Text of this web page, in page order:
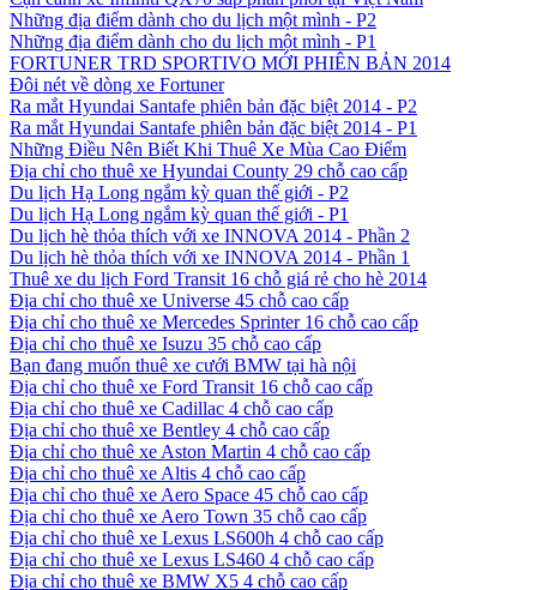
Những địa điểm dành cho du lịch một mình - P2
Những địa điểm dành cho du lịch một mình - P1
FORTUNER TRD SPORTIVO MỚI PHIÊN BẢN 2014
Đôi nét về dòng xe Fortuner
Ra mắt Hyundai Santafe phiên bản đặc biệt 2014 - P2
Ra mắt Hyundai Santafe phiên bản đặc biệt 2014 - P1
Những Điều Nên Biết Khi Thuê Xe Mùa Cao Điểm
Địa chỉ cho thuê xe Hyundai County 29 chỗ cao cấp
Du lịch Hạ Long ngắm kỳ quan thế giới - P2
Du lịch Hạ Long ngắm kỳ quan thế giới - P1
Du lịch hè thỏa thích với xe INNOVA 2014 - Phần 2
Du lịch hè thỏa thích với xe INNOVA 2014 - Phần 1
Thuê xe du lịch Ford Transit 16 chỗ giá rẻ cho hè 2014
Địa chỉ cho thuê xe Universe 45 chỗ cao cấp
Địa chỉ cho thuê xe Mercedes Sprinter 16 chỗ cao cấp
Địa chỉ cho thuê xe Isuzu 35 chỗ cao cấp
Bạn đang muốn thuê xe cưới BMW tại hà nội
Địa chỉ cho thuê xe Ford Transit 16 chỗ cao cấp
Địa chỉ cho thuê xe Cadillac 4 chỗ cao cấp
Địa chỉ cho thuê xe Bentley 4 chỗ cao cấp
Địa chỉ cho thuê xe Aston Martin 4 chỗ cao cấp
Địa chỉ cho thuê xe Altis 4 chỗ cao cấp
Địa chỉ cho thuê xe Aero Space 45 chỗ cao cấp
Địa chỉ cho thuê xe Aero Town 35 chỗ cao cấp
Địa chỉ cho thuê xe Lexus LS600h 4 chỗ cao cấp
Địa chỉ cho thuê xe Lexus LS460 4 chỗ cao cấp
Địa chỉ cho thuê xe BMW X5 4 chỗ cao cấp